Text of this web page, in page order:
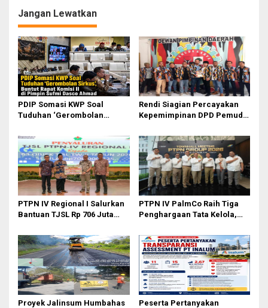
Jangan Lewatkan
PDIP Somasi KWP Soal
Tuduhan ‘Gerombolan
II Dipimpin Sufmi Dasco
Ahmad
Rendi Siagian Percayakan
Kepemimpinan DPD Pemuda
kepada Josef Sembiring
PTPN IV Regional I Salurkan
Bantuan TJSL Rp 706 Juta
Berkelanjutan
PTPN IV PalmCo Raih Tiga
Penghargaan Tata Kelola,
dan Efisiensi
Proyek Jalinsum Humbahas
Peserta Pertanyakan